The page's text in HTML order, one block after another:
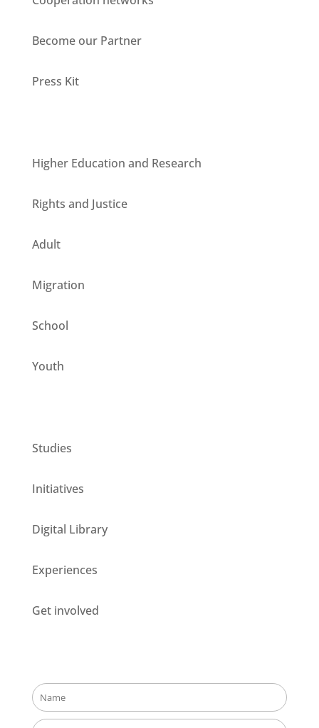
Become our Partner
Press Kit
Higher Education and Research
Rights and Justice
Adult
Migration
School
Youth
Studies
Initiatives
Digital Library
Experiences
Get involved